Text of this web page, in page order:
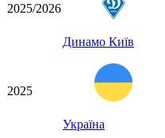
2025/2026
Динамо Київ
2025
Україна